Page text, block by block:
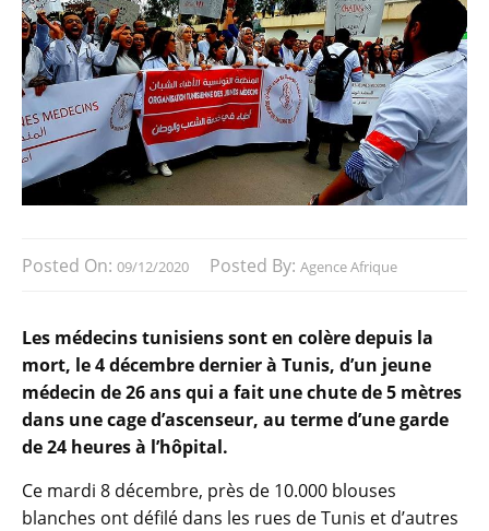
Posted On: 09/12/2020 Posted By: Agence Afrique
Les médecins tunisiens sont en colère depuis la
mort, le 4 décembre dernier à Tunis, d’un jeune
médecin de 26 ans qui a fait une chute de 5 mètres
dans une cage d’ascenseur, au terme d’une garde
de 24 heures à l’hôpital.
Ce mardi 8 décembre, près de 10.000 blouses
blanches ont défilé dans les rues de Tunis et d’autres